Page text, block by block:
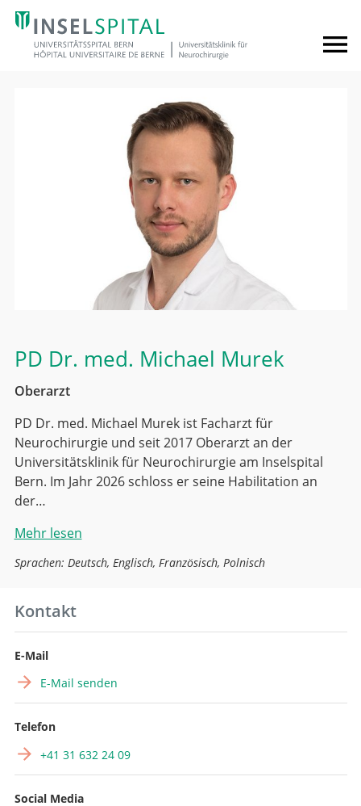
PD Dr. med. Michael Murek
Oberarzt
PD Dr. med. Michael Murek ist Facharzt für
Neurochirurgie und seit 2017 Oberarzt an der
Universitätsklinik für Neurochirurgie am Inselspital
Bern. Im Jahr 2026 schloss er seine Habilitation an
der…
Mehr lesen
Sprachen: Deutsch, Englisch, Französisch, Polnisch
Kontakt
E-Mail
E-Mail senden
Telefon
+41 31 632 24 09
Social Media